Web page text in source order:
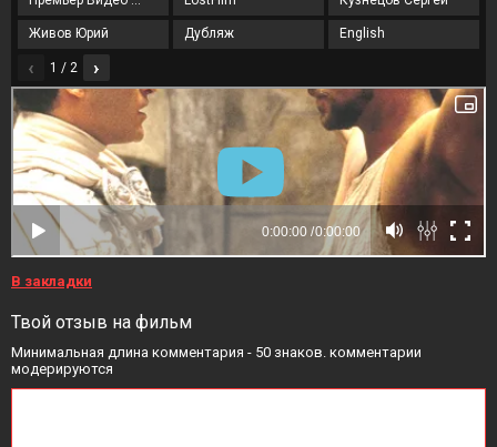
Живов Юрий Дубляж English
‹ 1 / 2 ›
В закладки
Твой отзыв на фильм
Минимальная длина комментария - 50 знаков. комментарии
модерируются